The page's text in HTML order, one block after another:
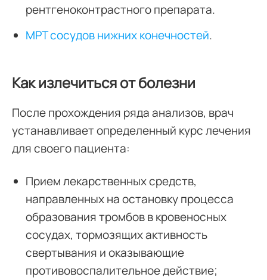
рентгеноконтрастного препарата.
МРТ сосудов нижних конечностей.
Как излечиться от болезни
После прохождения ряда анализов, врач
устанавливает определенный курс лечения
для своего пациента:
Прием лекарственных средств,
направленных на остановку процесса
образования тромбов в кровеносных
сосудах, тормозящих активность
свертывания и оказывающие
противовоспалительное действие;